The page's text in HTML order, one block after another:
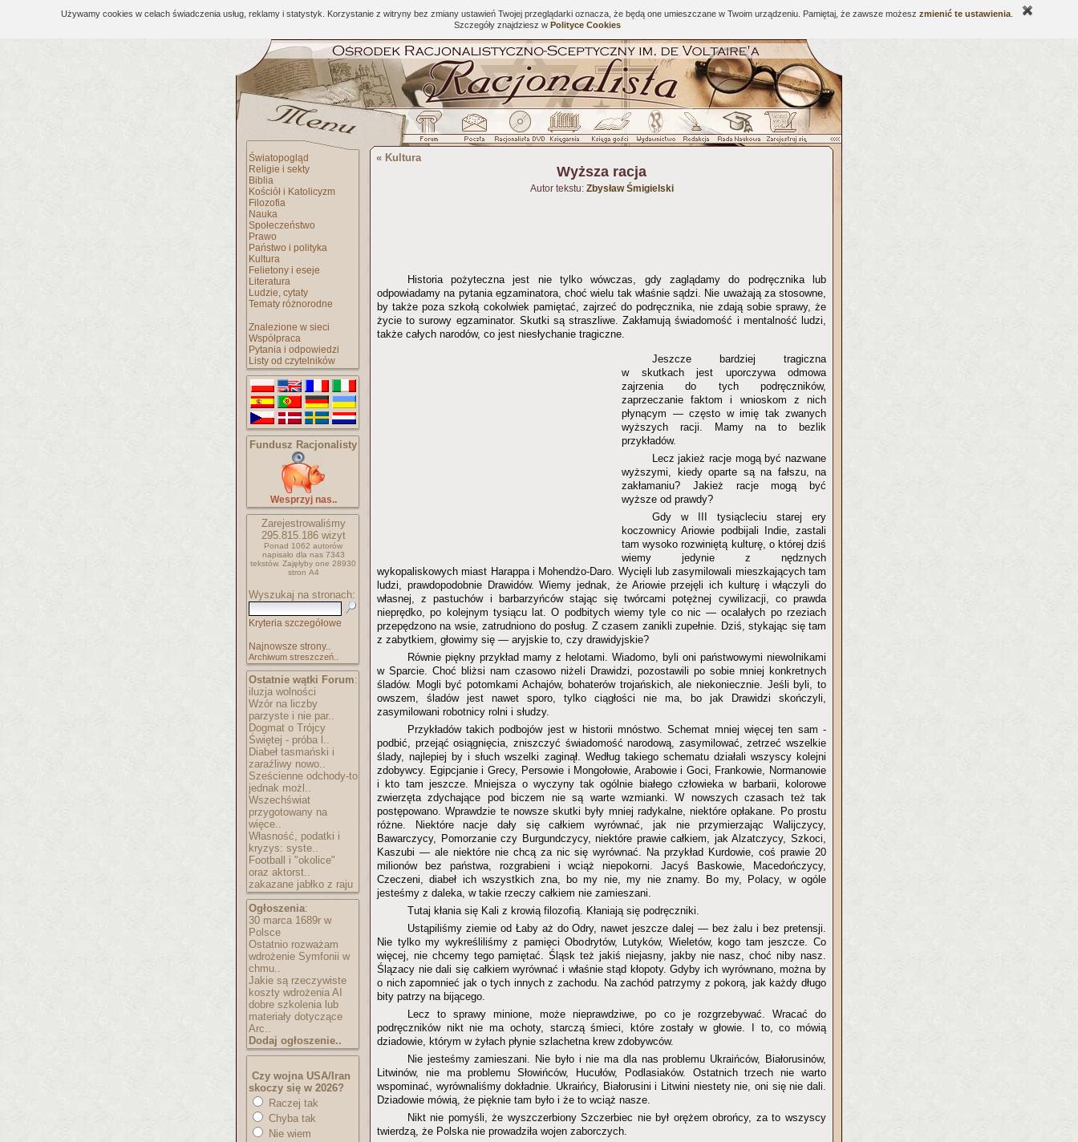
Używamy cookies w celach świadczenia usług, reklamy i statystyk. Korzystanie z witryny bez zmiany ustawień Twojej przeglądarki oznacza, że będą one umieszczane w Twoim urządzeniu. Pamiętaj, że zawsze możesz zmienić te ustawienia
Szczegóły znajdziesz w Polityce Cookies
Światopogląd
Religie i sekty
Biblia
Kościół i Katolicyzm
Filozofia
Nauka
Społeczeństwo
Prawo
Państwo i polityka
Kultura
Felietony i eseje
Literatura
Ludzie, cytaty
Tematy różnorodne
Znalezione w sieci
Współpraca
Pytania i odpowiedzi
Listy od czytelników
Fundusz Racjonalisty
Wesprzyj nas..
Zarejestrowaliśmy
295.815.186wizyt
Ponad 1062 autorów
napisało dla nas 7343
tekstów. Zajęłyby one 28930
stron A4
Wyszukaj na stronach:
Kryteria szczegółowe
Najnowsze strony..
Archiwum streszczeń..
Ostatnie wątki Forum:
iluzja wolności
Wzór na liczby
parzyste i nie par..
Dogmat o Trójcy
Świętej - próba l..
Diabeł tasmański i
zaraźliwy nowo..
Sześcienne odchody-to
jednak możl..
Wszechświat
przygotowany na
więce..
Własność, podatki i
kryzys: syste..
Football i "okolice"
oraz aktorst..
zakazane jabłko z raju
Ogłoszenia:
30 marca 1689r w
Polsce
Ostatnio rozważam
wdrożenie Symfonii w
chmu..
Jakie są rzeczywiste
koszty wdrożenia AI
dobre szkolenia lub
materiały dotyczące
Arc..
Dodaj ogłoszenie..
Czy wojna USA/Iran
skoczy się w 2026?
Raczej tak
Chyba tak
Nie wiem
« Kultura
Wyższa racja
Autor tekstu: Zbysław Śmigielski
Historia pożyteczna jest nie tylko wówczas, gdy zaglądamy do podręcznika lub
odpowiadamy na pytania egzaminatora, choć wielu tak właśnie sądzi. Nie uważają za stosowne,
by także poza szkołą cokolwiek pamiętać, zajrzeć do podręcznika, nie zdają sobie sprawy, że
życie to surowy egzaminator. Skutki są straszliwe. Zakłamują świadomość i mentalność ludzi,
także całych narodów, co jest niesłychanie tragiczne.
Jeszcze bardziej tragiczna
w skutkach jest uporczywa odmowa
zajrzenia do tych podręczników,
zaprzeczanie faktom i wnioskom z nich
płynącym — często w imię tak zwanych
wyższych racji. Mamy na to bezlik
przykładów.
Lecz jakież racje mogą być nazwane
wyższymi, kiedy oparte są na fałszu, na
zakłamaniu? Jakież racje mogą być
wyższe od prawdy?
Gdy w III tysiącleciu starej ery
koczownicy Ariowie podbijali Indie, zastali
tam wysoko rozwiniętą kulturę, o której dziś
wiemy jedynie z nędznych
wykopaliskowych miast Harappa i Mohendżo-Daro. Wycięli lub zasymilowali mieszkających tam
ludzi, prawdopodobnie Drawidów. Wiemy jednak, że Ariowie przejęli ich kulturę i włączyli do
własnej, z pastuchów i barbarzyńców stając się twórcami potężnej cywilizacji, co prawda
nieprędko, po kolejnym tysiącu lat. O podbitych wiemy tyle co nic — ocalałych po rzeziach
przepędzono na wsie, zatrudniono do posług. Z czasem zanikli zupełnie. Dziś, stykając się tam
z zabytkiem, głowimy się — aryjskie to, czy drawidyjskie?
Równie piękny przykład mamy z helotami. Wiadomo, byli oni państwowymi niewolnikami
w Sparcie. Choć bliżsi nam czasowo niżeli Drawidzi, pozostawili po sobie mniej konkretnych
śladów. Mogli być potomkami Achajów, bohaterów trojańskich, ale niekoniecznie. Jeśli byli, to
owszem, śladów jest nawet sporo, tylko ciągłości nie ma, bo jak Drawidzi skończyli,
zasymilowani robotnicy rolni i słudzy.
Przykładów takich podbojów jest w historii mnóstwo. Schemat mniej więcej ten sam -
podbić, przejąć osiągnięcia, zniszczyć świadomość narodową, zasymilować, zetrzeć wszelkie
ślady, najlepiej by i słuch wszelki zaginął. Według takiego schematu działali wszyscy kolejni
zdobywcy. Egipcjanie i Grecy, Persowie i Mongołowie, Arabowie i Goci, Frankowie, Normanowie
i kto tam jeszcze. Mniejsza o wyczyny tak ogólnie białego człowieka w barbarii, kolorowe
zwierzęta zdychające pod biczem nie są warte wzmianki. W nowszych czasach też tak
postępowano. Wprawdzie te nowsze skutki były mniej radykalne, niektóre opłakane. Po prostu
różne. Niektóre nacje dały się całkiem wyrównać, jak nie przymierzając Walijczycy,
Bawarczycy, Pomorzanie czy Burgundczycy, niektóre prawie całkiem, jak Alzatczycy, Szkoci,
Kaszubi — ale niektóre nie chcą za nic się wyrównać. Na przykład Kurdowie, coś prawie 20
milionów bez państwa, rozgrabieni i wciąż niepokorni. Jacyś Baskowie, Macedończycy,
Czeczeni, diabeł ich wszystkich zna, bo my nie, my nie znamy. Bo my, Polacy, w ogóle
jesteśmy z daleka, w takie rzeczy całkiem nie zamieszani.
Tutaj kłania się Kali z krowią filozofią. Kłaniają się podręczniki.
Ustąpiliśmy ziemie od Łaby aż do Odry, nawet jeszcze dalej — bez żalu i bez pretensji.
Nie tylko my wykreśliliśmy z pamięci Obodrytów, Lutyków, Wieletów, kogo tam jeszcze. Co
więcej, nie chcemy tego pamiętać. Śląsk też jakiś niejasny, jakby nie nasz, choć niby nasz.
Ślązacy nie dali się całkiem wyrównać i właśnie stąd kłopoty. Gdyby ich wyrównano, można by
o nich zapomnieć jak o tych innych z zachodu. Na zachód patrzymy z pokorą, jak każdy długo
bity patrzy na bijącego.
Lecz to sprawy minione, może nieprawdziwe, po co je rozgrzebywać. Wracać do
podręczników nikt nie ma ochoty, starczą śmieci, które zostały w głowie. I to, co mówią
dziadowie, którym w żyłach płynie szlachetna krew zdobywców.
Nie jesteśmy zamieszani. Nie było i nie ma dla nas problemu Ukraińców, Białorusinów,
Litwinów, nie ma problemu Słowińców, Hucułów, Podlasiaków. Ostatnich trzech nie warto
wspominać, wyrównaliśmy dokładnie. Ukraińcy, Białorusini i Litwini niestety nie, oni się nie dali.
Dziadowie mówią, że pięknie tam było i że to wciąż nasze.
Nikt nie pomyśli, że wyszczerbiony Szczerbiec nie był orężem obrońcy, za to wszyscy
twierdzą, że Polska nie prowadziła wojen zaborczych.